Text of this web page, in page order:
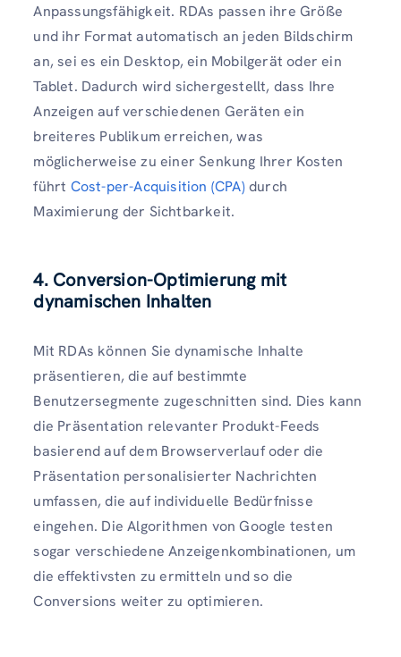
Anpassungsfähigkeit. RDAs passen ihre Größe
und ihr Format automatisch an jeden Bildschirm
an, sei es ein Desktop, ein Mobilgerät oder ein
Tablet. Dadurch wird sichergestellt, dass Ihre
Anzeigen auf verschiedenen Geräten ein
breiteres Publikum erreichen, was
möglicherweise zu einer Senkung Ihrer Kosten
führt Cost-per-Acquisition (CPA)durch
Maximierung der Sichtbarkeit.
4. Conversion-Optimierung mit
dynamischen Inhalten
Mit RDAs können Sie dynamische Inhalte
präsentieren, die auf bestimmte
Benutzersegmente zugeschnitten sind. Dies kann
die Präsentation relevanter Produkt-Feeds
basierend auf dem Browserverlauf oder die
Präsentation personalisierter Nachrichten
umfassen, die auf individuelle Bedürfnisse
eingehen. Die Algorithmen von Google testen
sogar verschiedene Anzeigenkombinationen, um
die effektivsten zu ermitteln und so die
Conversions weiter zu optimieren.